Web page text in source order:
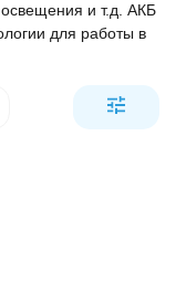
освещения и т.д. АКБ
для работы в